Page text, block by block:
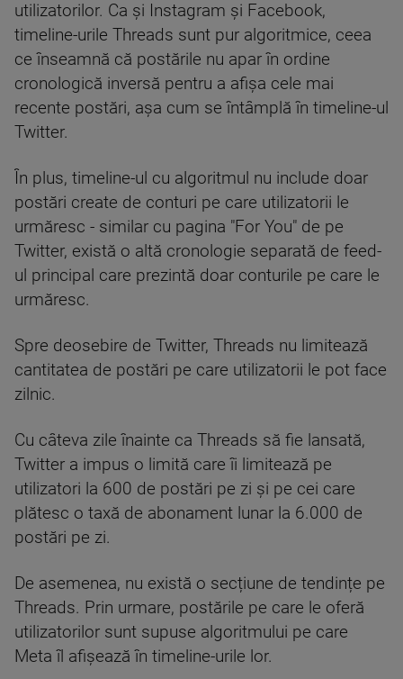
utilizatorilor. Ca și Instagram și Facebook,
timeline-urile Threads sunt pur algoritmice, ceea
ce înseamnă că postările nu apar în ordine
cronologică inversă pentru a afișa cele mai
recente postări, așa cum se întâmplă în timeline-ul
Twitter.
În plus, timeline-ul cu algoritmul nu include doar
postări create de conturi pe care utilizatorii le
urmăresc - similar cu pagina "For You" de pe
Twitter, există o altă cronologie separată de feed-
ul principal care prezintă doar conturile pe care le
urmăresc.
Spre deosebire de Twitter, Threads nu limitează
cantitatea de postări pe care utilizatorii le pot face
zilnic.
Cu câteva zile înainte ca Threads să fie lansată,
Twitter a impus o limită care îi limitează pe
utilizatori la 600 de postări pe zi și pe cei care
plătesc o taxă de abonament lunar la 6.000 de
postări pe zi.
De asemenea, nu există o secțiune de tendințe pe
Threads. Prin urmare, postările pe care le oferă
utilizatorilor sunt supuse algoritmului pe care
Meta îl afișează în timeline-urile lor.